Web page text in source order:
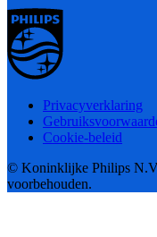
Privacyverklaring
Cookie-beleid
© Koninklijke Philips
voorbehouden.